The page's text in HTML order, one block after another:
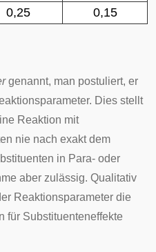
0,25 0,15
genannt, man postuliert, er
Dies stellt
Reaktion mit
nie nach exakt dem
in Para- oder
aber zulässig. Qualitativ
Reaktionsparameter die
für Substituenteneffekte